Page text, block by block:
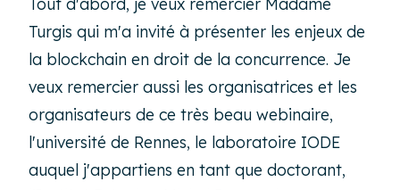
Turgis qui m'a invité à présenter les enjeux de
la blockchain en droit de la concurrence. Je
veux remercier aussi les organisatrices et les
organisateurs de ce très beau webinaire,
l'université de Rennes, le laboratoire IODE
auquel j'appartiens en tant que doctorant,